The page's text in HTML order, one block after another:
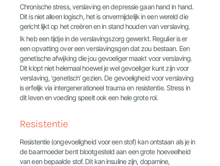
Chronische stress, verslaving en depressie gaan hand in hand.
Dit is niet alleen logisch, het is onvermijdelijk in een wereld die
gericht lijkt op het creëren en in stand houden van verslaving.
Ik heb een tijdje in de verslavingszorg gewerkt. Regulier is er
een opvatting over een verslavingsgen dat zou bestaan. Een
genetische afwijking die jou gevoeliger maakt voor verslaving.
Dit klopt niet helemaal hoewel je wel gevoeliger kunt zijn voor
verslaving, ‘genetisch’ gezien. De gevoeligheid voor verslaving
is erfelijk via intergenerationeel trauma en resistentie. Stress in
dit leven en voeding speelt ook een hele grote rol.
Resistentie
Resistentie (ongevoeligheid voor een stof) kan ontstaan als je in
de baarmoeder bent blootgesteld aan een grote hoeveelheid
van een bepaalde stof. Dit kan insuline zijn, dopamine,